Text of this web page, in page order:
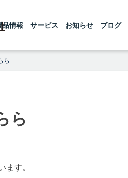
品情報 サービス お知らせ ブログ
ら
ら
ます。